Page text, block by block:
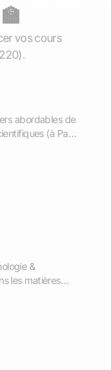
vos cours
abordables de
(à Paris
&
les matières
de la terre,